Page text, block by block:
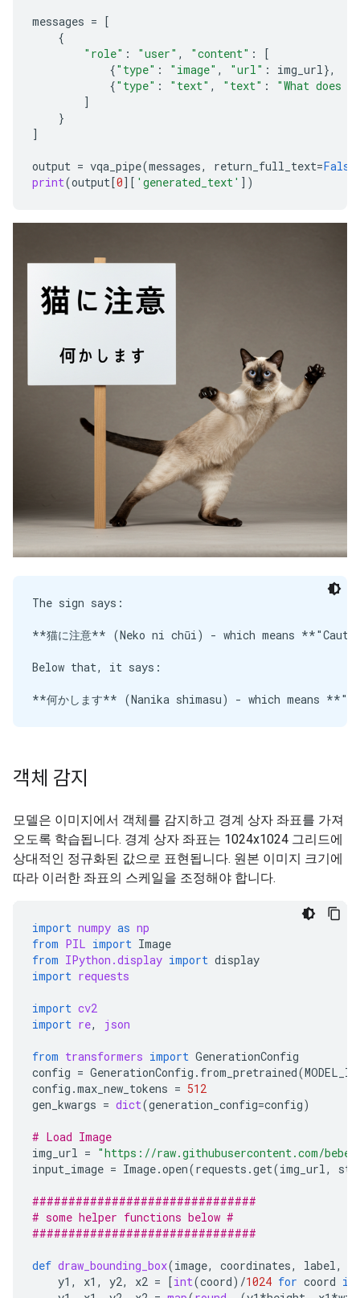
* "Rustic kitchen vibes and homemade goodness."
* "The art of cooking."
* "A warm, inviting space for culinary
**Simple/Direct:**
* "Kitchen life."
messages = [
{
"role" : "user" , "content" :
[
{"type" : "image" , "url" : img_url},
{"type" : "text" , "text" :
"What does
]
}
]
output = vqa_pipe(messages, return_full_text=False
print(output[0][ 'generated_text' ])
The sign says:
**猫に注意** (Neko ni chūi) - which means
Below that, it says:
객체 감지
모델은 이미지에서 객체를 감지하고 경계 상자 좌표를 가져
오도록 학습됩니다. 경계 상자 좌표는 1024x1024 그리드에
상대적인 정규화된 값으로 표현됩니다. 원본 이미지 크기에
따라 이러한 좌표의 스케일을 조정해야 합니다.
import numpy as np
from PIL import Image
from IPython.display import display
import requests
import cv2
import re, json
from transformers import GenerationConfig
config = GenerationConfig . from_pretrained(MODEL_ID
config .max_new_tokens = 512
gen_kwargs = dict(generation_config=config)
# Load Image
img_url = "https://raw.githubusercontent.com/
input_image = Image.open(requests .get(img_url,
###############################
# some helper functions below #
###############################
def draw_bounding_box(image, coordinates, label,
y1 , x1 , y2, x2 = [int(coord) /1024 for coord in